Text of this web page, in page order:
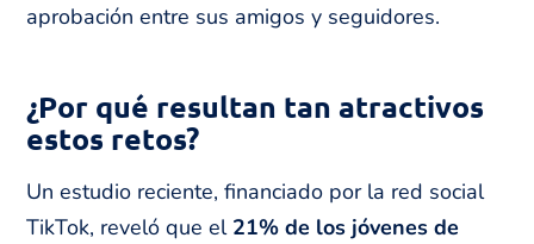
aprobación entre sus amigos y seguidores.
¿Por qué resultan tan atractivos
estos retos?
Un estudio reciente, financiado por la red social
TikTok, reveló que el 21% de los jóvenes de